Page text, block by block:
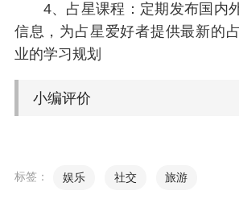
4、占星课程：定期发布国内
信息，为占星爱好者提供最新的
业的学习规划
小编评价
1、算时运的软件，提供各类
的事物，人的性格，非常的好用
标签： 娱乐 社交 旅游